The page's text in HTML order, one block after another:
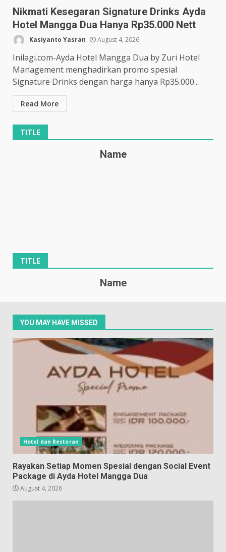
Nikmati Kesegaran Signature Drinks Ayda
Hotel Mangga Dua Hanya Rp35.000 Nett
Kasiyanto Yasran August 4, 2026
Inilagi.com-Ayda Hotel Mangga Dua by Zuri Hotel
Management menghadirkan promo spesial
Signature Drinks dengan harga hanya Rp35.000...
Read More
TITLE
Name
TITLE
Name
YOU MAY HAVE MISSED
Hotel dan Restoran
Rayakan Setiap Momen Spesial dengan Social Event
Package di Ayda Hotel Mangga Dua
August 4, 2026